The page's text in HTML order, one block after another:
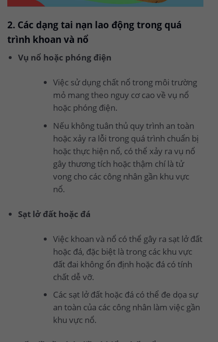
2. Các dạng tai nạn lao động trong quá
trình khoan và nổ
Vụ nổ hoặc phóng điện
Việc sử dụng chất nổ trong môi trường
mỏ mang theo nguy cơ cao về vụ nổ
hoặc phóng điện.
Nếu không tuân thủ quy trình an toàn
hoặc xảy ra lỗi trong quá trình chuẩn bị
hoặc thực hiện nổ, có thể xảy ra vụ nổ
gây thương tích hoặc thậm chí là tử
vong cho các công nhân gần khu vực
nổ.
Sạt lở đất hoặc đá
Việc khoan và nổ có thể gây ra sạt lở đất
hoặc đá, đặc biệt là trong các khu vực
đất đai không ổn định hoặc đá có tính
chất dễ vỡ.
Các sạt lở đất hoặc đá có thể đe dọa sự
an toàn của các công nhân làm việc gần
khu vực nổ.